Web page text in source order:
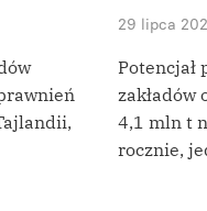
29 lipca
Potencjał
zakładów
4,1 mln t
rocznie,